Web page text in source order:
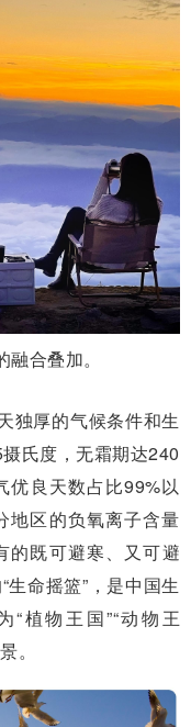
合叠加。
独厚的气候条件和生
氏度，无霜期达240
优良天数占比99%以
地区的负氧离子含量
的既可避寒、又可避
命摇篮”，是中国生
植物王国”“动物王
。